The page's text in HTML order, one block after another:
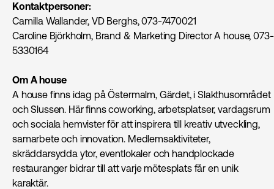
Kontaktpersoner:
Camilla Wallander, VD Berghs, 073-7470021
Caroline Björkholm, Brand & Marketing Director A house, 073-
5330164
Om A house
A house finns idag på Östermalm, Gärdet, i Slakthusområdet
och Slussen. Här finns coworking, arbetsplatser, vardagsrum
och sociala hemvister för att inspirera till kreativ utveckling,
samarbete och innovation. Medlemsaktiviteter,
skräddarsydda ytor, eventlokaler och handplockade
restauranger bidrar till att varje mötesplats får en unik
karaktär.